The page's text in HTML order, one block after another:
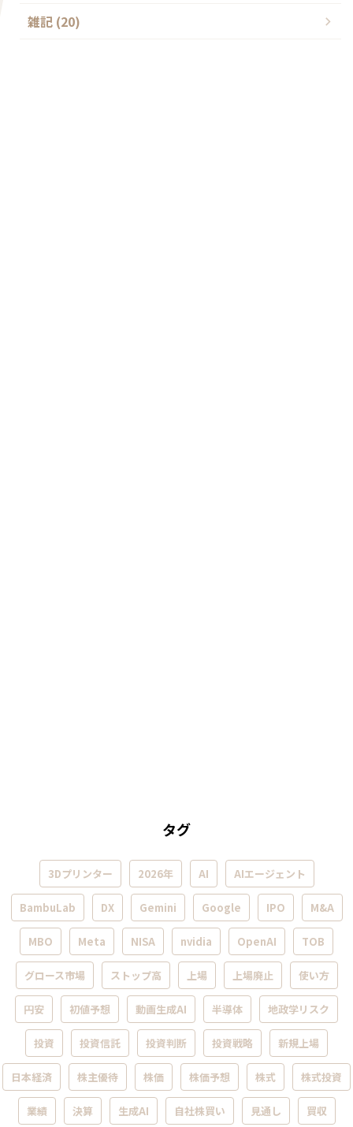
雑記 (20)
タグ
3Dプリンター 2026年 AI AIエージェント
BambuLab DX Gemini Google IPO M&A
MBO Meta NISA nvidia OpenAI TOB
グロース市場 ストップ高 上場 上場廃止 使い方
円安 初値予想 動画生成AI 半導体 地政学リスク
投資 投資信託 投資判断 投資戦略 新規上場
日本経済 株主優待 株価 株価予想 株式 株式投資
業績 決算 生成AI 自社株買い 見通し 買収